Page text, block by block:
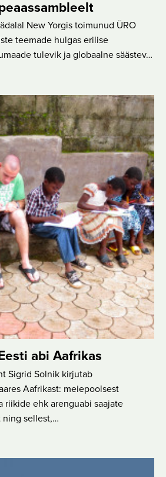
New Yorgis toimunud ÜRO
teemade hulgas erilise
tulevik ja globaalne säästev…
abi Aafrikas
Sigrid Solnik kirjutab
Aafrikast: meiepoolsest
riikide ehk arenguabi saajate
ning sellest,…